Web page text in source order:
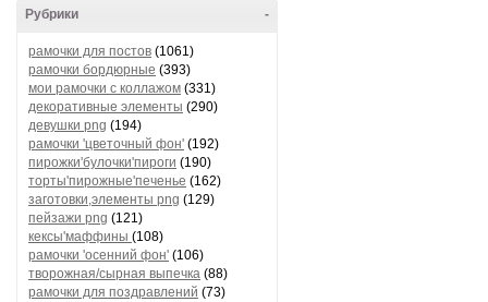
-
Рубрики
рамочки для постов (1061)
рамочки бордюрные (393)
мои рамочки с коллажом (331)
декоративные элементы (290)
девушки png (194)
рамочки 'цветочный фон' (192)
пирожки'булочки'пироги (190)
торты'пирожные'печенье (162)
заготовки,элементы png (129)
пейзажи png (121)
кексы'маффины (108)
рамочки 'осенний фон' (106)
творожная/сырная выпечка (88)
рамочки для поздравлений (73)